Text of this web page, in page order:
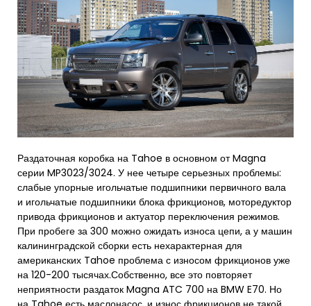
Раздаточная коробка на Tahoe в основном от Magna
серии MP3023/3024. У нее четыре серьезных проблемы:
слабые упорные игольчатые подшипники первичного вала
и игольчатые подшипники блока фрикционов, моторедуктор
привода фрикционов и актуатор переключения режимов.
При пробеге за 300 можно ожидать износа цепи, а у машин
калининградской сборки есть нехарактерная для
американских Tahoe проблема с износом фрикционов уже
на 120-200 тысячах.Собственно, все это повторяет
неприятности раздаток Magna ATC 700 на BMW E70. Но